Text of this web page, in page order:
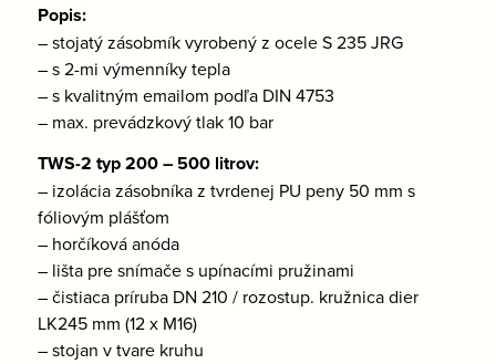
Popis:
– stojatý zásobmík vyrobený z ocele S 235 JRG
– s 2-mi výmenníky tepla
– s kvalitným emailom podľa DIN 4753
– max. prevádzkový tlak 10 bar
TWS-2 typ 200 – 500 litrov:
– izolácia zásobníka z tvrdenej PU peny 50 mm s
fóliovým plášťom
– horčíková anóda
– lišta pre snímače s upínacími pružinami
– čistiaca príruba DN 210 / rozostup. kružnica dier
LK245 mm (12 x M16)
– stojan v tvare kruhu